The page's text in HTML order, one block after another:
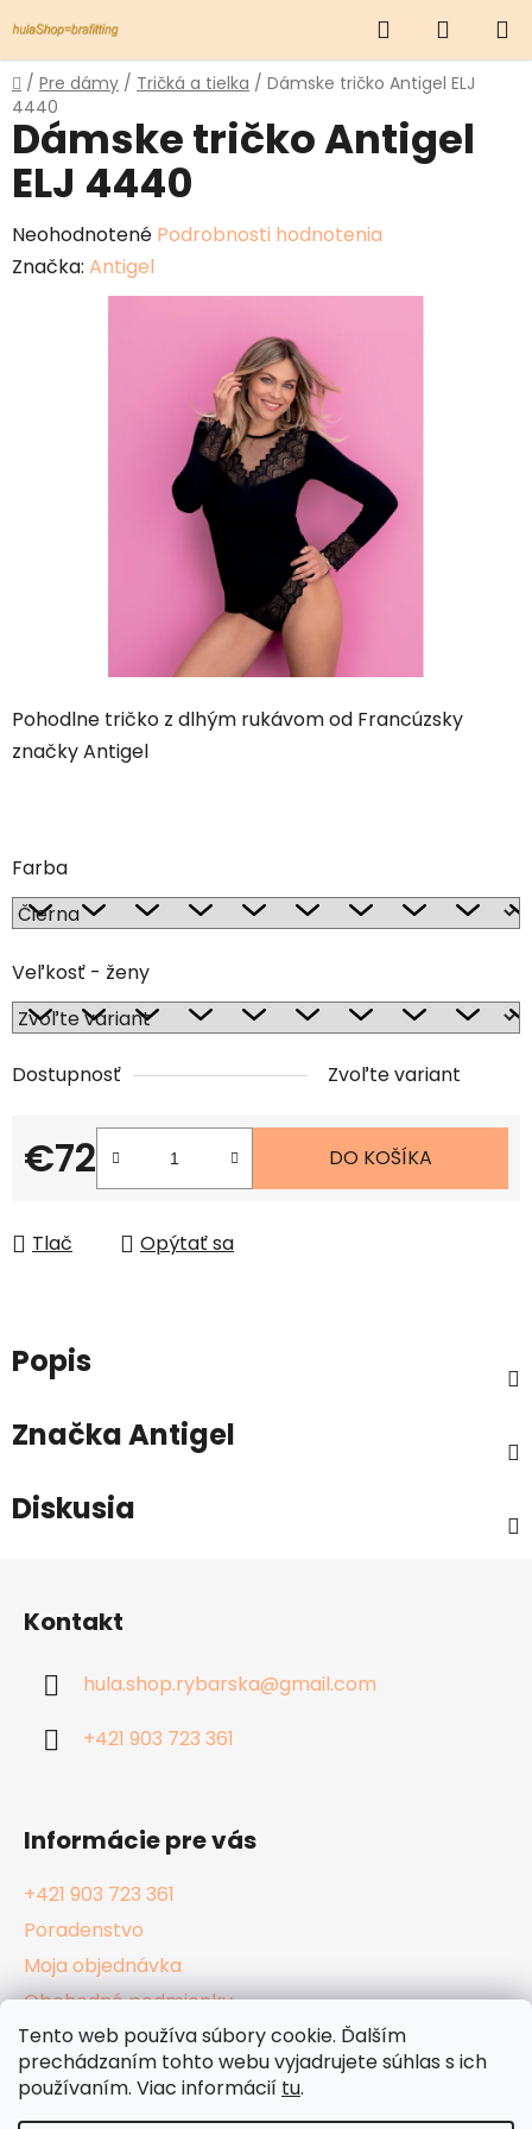
Tento web používa súbory cookie. Ďalším
prechádzaním tohto webu vyjadrujete súhlas s ich
používaním. Viac informácií tu.
na
obsah
Hľadať
KOŠÍK
Domov
/ Pre dámy / Tričká a tielka / Dámske tričko Antigel ELJ
4440
Pohodlne tričko z dlhým rukávom od Francúzsky
značky Antigel
Farba
Veľkosť - ženy
Dostupnosť Zvoľte variant
€72
Jednotková cena:
DO KOŠÍKA
Tlač Opýtať sa
Dámske tričko Antigel
ELJ 4440
Priemerné
hodnotenie
Neohodnotené Podrobnosti hodnotenia
Značka: Antigel
Popis
ZnačkaAntigel
Diskusia
Kontakt
hula.shop.rybarska@gmail.com
+421 903 723 361
Informácie pre vás
+421 903 723 361
Poradenstvo
Moja objednávka
Obchodné podmienky
Reklamačný poriadok
Podmienky ochrany osobných údajov